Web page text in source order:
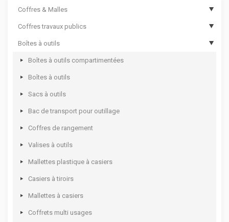
Coffres & Malles
Coffres de chantier
Options de coffres de chantier
Malles cantines
Coffres aluminium
Coffres rotomoulés
Coffres travaux publics
Coffres de travaux publics
Coffres de travaux publics sécurisés
Boîtes à outils
Boîtes à outils compartimentées
Boîtes à outils
Sacs à outils
Bac de transport pour outillage
Coffres de rangement
Valises à outils
Mallettes plastique à casiers
Casiers à tiroirs
Mallettes à casiers
Coffrets multi usages